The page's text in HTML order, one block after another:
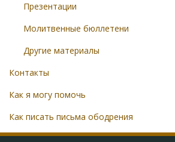
Презентации
Молитвенные бюллетени
Другие материалы
Контакты
Как я могу помочь
Как писать письма ободрения